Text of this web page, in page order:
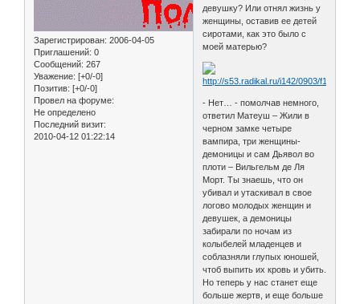
Зарегистрирован: 2006-04-05
Приглашений: 0
Сообщений: 267
Уважение: [+0/-0]
Позитив: [+0/-0]
Провел на форуме:
Не определено
Последний визит:
2010-04-12 01:22:14
девушку? Или отнял жизнь у
женщины, оставив ее детей
сиротами, как это было с
моей матерью?
- Нет… - помолчав немного,
ответил Матеуш – Жили в
черном замке четыре
вампира, три женщины-
демоницы и сам Дьявол во
плоти – Вильгельм де Ля
Морт. Ты знаешь, что он
убивал и утаскивал в свое
логово молодых женщин и
девушек, а демоницы
забирали по ночам из
колыбелей младенцев и
соблазняли глупых юношей,
чтоб выпить их кровь и убить.
Но теперь у нас станет еще
больше жертв, и еще больше